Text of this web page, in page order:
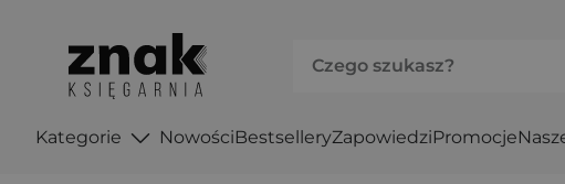
Kategorie NowościBestselleryZapowiedziPromocje